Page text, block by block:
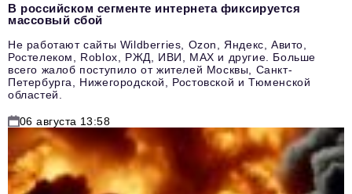
В российском сегменте интернета фиксируется
массовый сбой
Не работают сайты Wildberries, Ozon, Яндекс, Авито,
Ростелеком, Roblox, РЖД, ИВИ, MAX и другие. Больше
всего жалоб поступило от жителей Москвы, Санкт-
Петербурга, Нижегородской, Ростовской и Тюменской
областей.
06 августа 13:58